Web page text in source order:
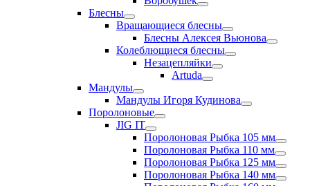
Блесны
Вращающиеся блесны
Блесны Алексея Вьюнова
Колеблющиеся блесны
Незацепляйки
Artuda
Мандулы
Мандулы Игоря Кудинова
Поролоновые
JIG IT
Поролоновая Рыбка 105 мм
Поролоновая Рыбка 110 мм
Поролоновая Рыбка 125 мм
Поролоновая Рыбка 140 мм